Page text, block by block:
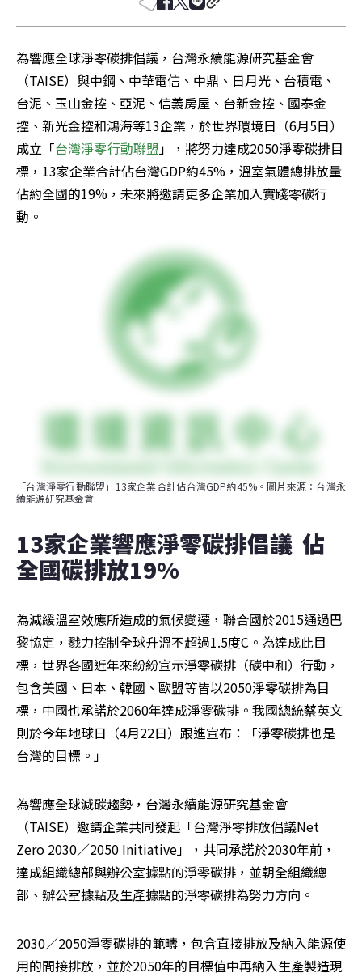
為響應全球淨零碳排倡議，台灣永續能源研究基金會
（TAISE）與中鋼、中華電信、中鼎、日月光、台積電、
台泥、玉山金控、亞泥、信義房屋、台新金控、國泰金
控、新光金控和鴻海等13企業，於世界環境日（6月5日）
成立「台灣淨零行動聯盟 」，將努力達成2050淨零碳排目
標，13家企業合計佔台灣GDP約45%，溫室氣體總排放量
佔約全國的19%，未來將邀請更多企業加入實踐零碳行
動。
「台灣淨零行動聯盟」13家企業合計佔台灣GDP約45%。圖片來源：台灣永
續能源研究基金會
13家企業響應淨零碳排倡議  佔
全國碳排放19%
為減緩溫室效應所造成的氣候變遷，聯合國於2015通過巴
黎協定，戮力控制全球升溫不超過1.5度C。為達成此目
標，世界各國近年來紛紛宣示淨零碳排（碳中和）行動，
包含美國、日本、韓國、歐盟等皆以2050淨零碳排為目
標，中國也承諾於2060年達成淨零碳排。我國總統蔡英文
則於今年地球日（4月22日）跟進宣布：「淨零碳排也是
台灣的目標。」
為響應全球減碳趨勢，台灣永續能源研究基金會
（TAISE）邀請企業共同發起「台灣淨零排放倡議Net
Zero 2030／2050 Initiative」，共同承諾於2030年前，
達成組織總部與辦公室據點的淨零碳排，並朝全組織總
部、辦公室據點及生產據點的淨零碳排為努力方向。
2030／2050淨零碳排的範疇，包含直接排放及納入能源使
用的間接排放，並於2050年的目標值中再納入生產製造現